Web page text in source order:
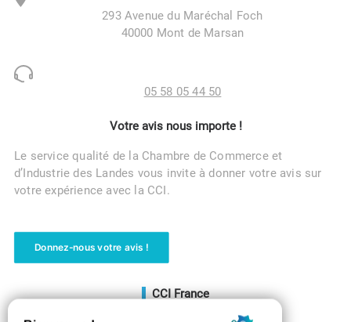
293 Avenue du Maréchal Foch
40000 Mont de Marsan
05 58 05 44 50
Votre avis nous importe !
Le service qualité de la Chambre de Commerce et
d’Industrie des Landes vous invite à donner votre avis sur
votre expérience avec la CCI.
Donnez-nous votre avis !
CCI France